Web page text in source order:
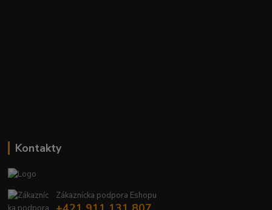
Kontakty
Zákaznícka podpora Eshopu